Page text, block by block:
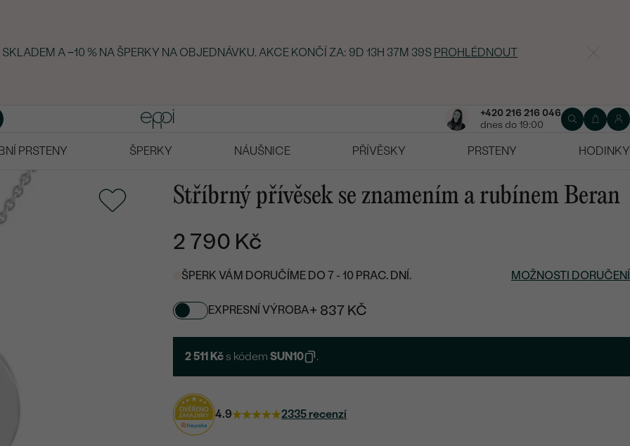
SKLADEM A −10 % NA ŠPERKY NA OBJEDNÁVKU. AKCE KONČÍ ZA: 9D 13H 37M 38S PROHLÉDNOUT
+420 216 216 046
dnes do 19:00
PRSTENY ŠPERKY NÁUŠNICE PŘÍVĚSKY PRSTENY HODINKY
Stříbrný přívěsek se znamením a rubínem Beran
2 790 Kč
ŠPERK VÁM DORUČÍME DO 7 - 10 PRAC. DNÍ. MOŽNOSTI DORUČENÍ
EXPRESNÍ VÝROBA+ 837 KČ
2 511 Kč s kódemSUN10 .
4.9 2335 recenzí